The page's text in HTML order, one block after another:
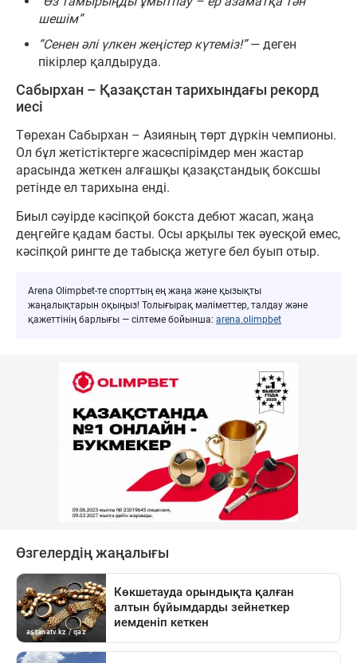
шешім”
“Сенен әлі үлкен жеңістер күтеміз!”— деген
пікірлер қалдыруда.
Сабырхан – Қазақстан тарихындағы рекорд
иесі
Төрехан Сабырхан – Азияның төрт дүркін чемпионы.
Ол бұл жетістіктерге жасөспірімдер мен жастар
арасында жеткен алғашқы қазақстандық боксшы
ретінде ел тарихына енді.
Биыл сәуірде кәсіпқой бокста дебют жасап, жаңа
деңгейге қадам басты. Осы арқылы тек әуесқой емес,
кәсіпқой рингте де табысқа жетуге бел буып отыр.
Arena Olimpbet-те спорттың ең жаңа және қызықты
жаңалықтарын оқыңыз! Толығырақ мәліметтер, талдау және
қажеттінің барлығы — сілтеме бойынша: arena.olimpbet